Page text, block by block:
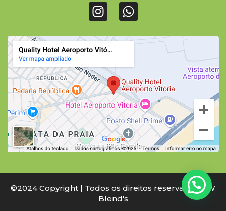
©2024 Copyright | Todos os direitos reservados à W
Blend's